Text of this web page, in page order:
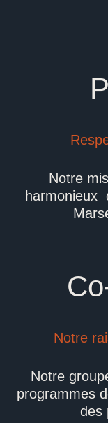
Notre
harmonieux
Notre
Notre
programmes
des